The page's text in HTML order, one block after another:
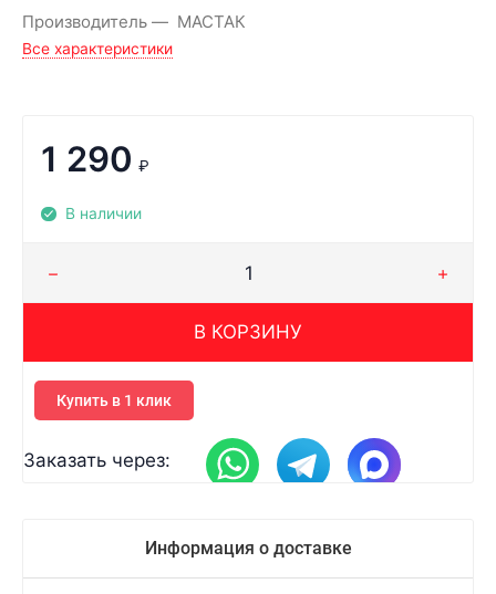
Производитель
МАСТАК
Все характеристики
1 290 ₽
В наличии
В КОРЗИНУ
Купить в 1 клик
Заказать через:
Информация о доставке